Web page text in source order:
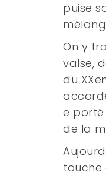
puise
On y
valse,
du
e
de la
touche